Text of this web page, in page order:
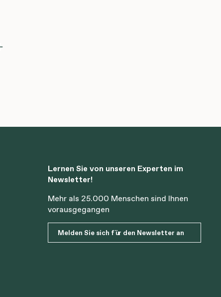
Lernen Sie von unseren Experten im
Newsletter!
Mehr als 25.000 Menschen sind Ihnen
vorausgegangen
Melden Sie sich für den Newsletter an